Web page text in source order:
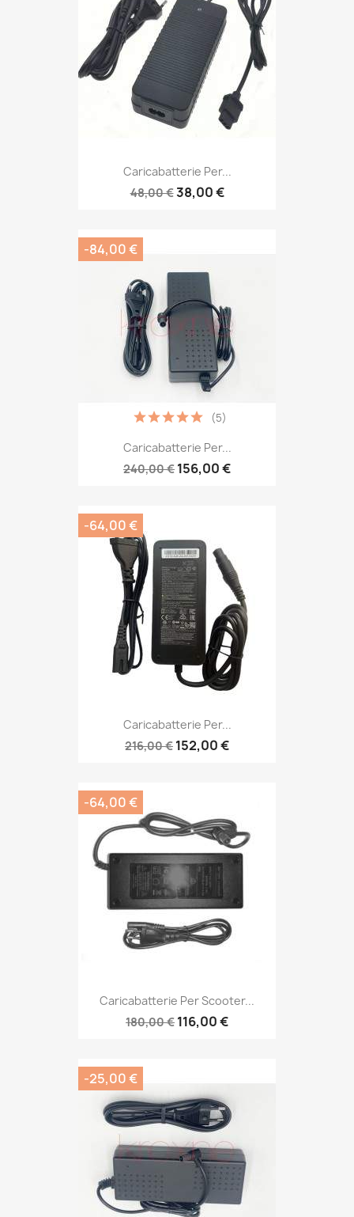
Caricabatterie Per...
48,00 €38,00 €
Caricabatterie Per...
240,00 € 156,00 €
(5)
-84,00 €
Caricabatterie Per...
216,00 € 152,00 €
-64,00 €
Caricabatterie Per Scooter...
180,00 € 116,00 €
-64,00 €
-25,00 €